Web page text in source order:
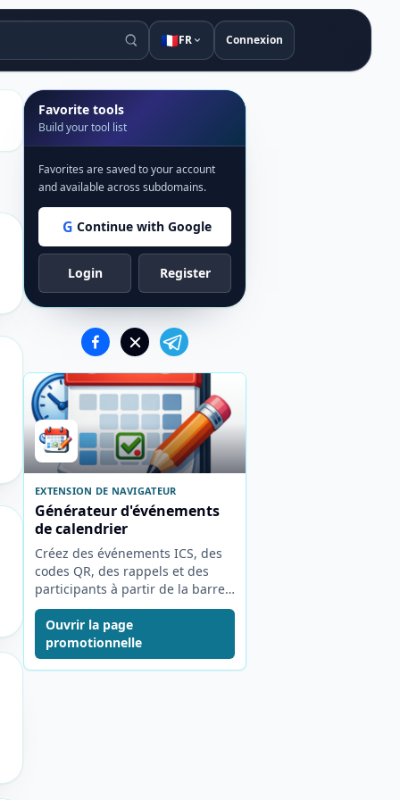
🇫🇷FR Connexion
Favorite tools
Build your tool list
Favorites are saved to your account
and available across subdomains.
G Continue with Google
Login Register
EXTENSION DE NAVIGATEUR
Générateur d'événements
de calendrier
Créez des événements ICS, des
codes QR, des rappels et des
participants à partir de la barre
d'outils du navigateur.
Ouvrir la page
promotionnelle